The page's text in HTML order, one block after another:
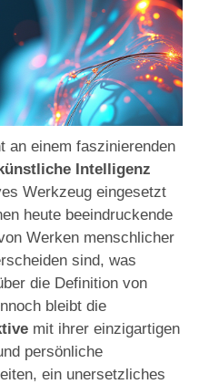
an einem faszinierenden
Intelligenz
Werkzeug eingesetzt
heute beeindruckende
Werken menschlicher
sind, was
die Definition von
bleibt die
mit ihrer einzigartigen
persönliche
ein unersetzliches